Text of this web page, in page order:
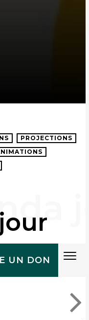
UN DON
PROJECTIONS